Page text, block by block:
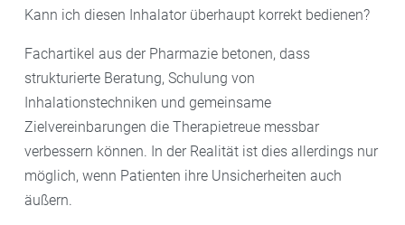
Kann ich diesen Inhalator überhaupt korrekt bedienen?
Fachartikel aus der Pharmazie betonen, dass
strukturierte Beratung, Schulung von
Inhalationstechniken und gemeinsame
Zielvereinbarungen die Therapietreue messbar
verbessern können. In der Realität ist dies allerdings nur
möglich, wenn Patienten ihre Unsicherheiten auch
äußern.